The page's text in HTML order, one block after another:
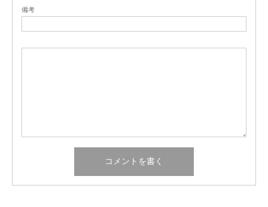
備考